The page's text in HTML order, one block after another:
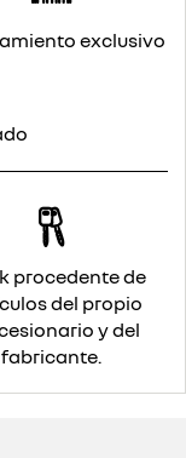
exclusivo
procedente de
del propio
y del
fabricante.